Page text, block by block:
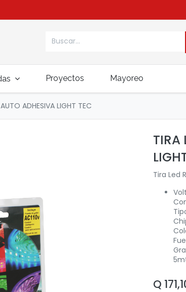
Proyectos Mayoreo
ADHESIVA LIGHT TEC
TIRA
Tira Led
Q